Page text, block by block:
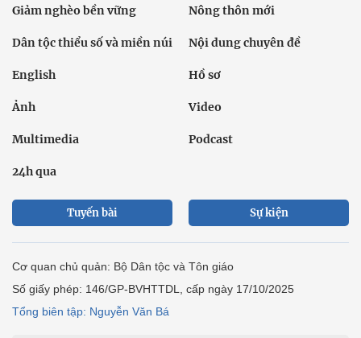
Giảm nghèo bền vững Nông thôn mới
Dân tộc thiểu số và miền núi Nội dung chuyên đề
English Hồ sơ
Ảnh Video
Multimedia Podcast
24h qua
Tuyến bài Sự kiện
Cơ quan chủ quản: Bộ Dân tộc và Tôn giáo
Số giấy phép: 146/GP-BVHTTDL, cấp ngày 17/10/2025
Tổng biên tập: Nguyễn Văn Bá